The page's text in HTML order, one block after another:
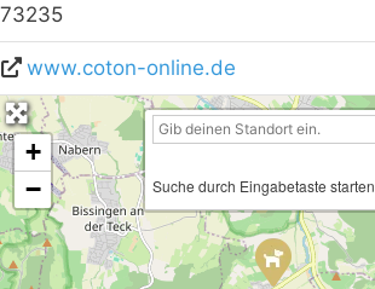
73235
www.coton-online.de
+
−
Suche durch Eingabetaste starten